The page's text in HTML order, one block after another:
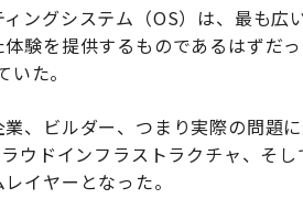
ングシステム（OS）は、最も広
験を提供するものであるはずだ
た。
、ビルダー、つまり実際の問題
ウドインフラストラクチャ、そ
イヤーとなった。